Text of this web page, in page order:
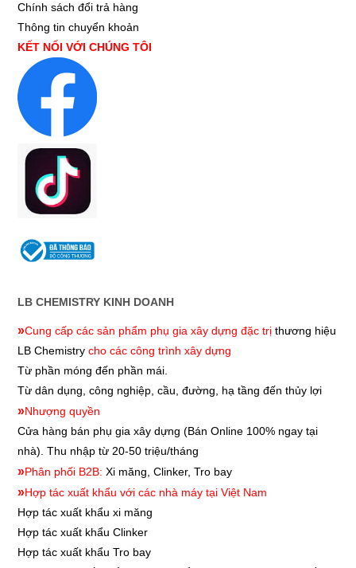
Chính sách đổi trả hàng
Thông tin chuyển khoản
KẾT NỐI VỚI CHÚNG TÔI
LB CHEMISTRY KINH DOANH
»Cung cấp các sản phẩm phụ gia xây dựng đặc trị thương hiệu
LB Chemistrycho các công trình xây dựng
Từ phần móng đến phần mái.
Từ dân dụng, công nghiệp, cầu, đường, hạ tầng đến thủy lợi
»Nhượng quyền
Cửa hàng bán phụ gia xây dựng (Bán Online 100% ngay tại
nhà). Thu nhập từ 20-50 triệu/tháng
»Phân phối B2B: Xi măng, Clinker, Tro bay
»Hợp tác xuất khẩu với các nhà máy tại Việt Nam
Hợp tác xuất khẩu xi măng
Hợp tác xuất khẩu Clinker
Hợp tác xuất khẩu Tro bay